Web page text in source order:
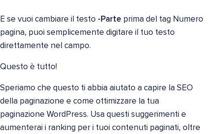
E se vuoi cambiare il testo -Parte prima del tag Numero
pagina, puoi semplicemente digitare il tuo testo
direttamente nel campo.
Questo è tutto!
Speriamo che questo ti abbia aiutato a capire la SEO
della paginazione e come ottimizzare la tua
paginazione WordPress. Usa questi suggerimenti e
aumenterai i ranking per i tuoi contenuti paginati, oltre